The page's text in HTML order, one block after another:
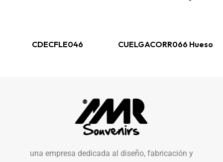
CDECFLE046 CUELGACORR066 Hueso
una empresa dedicada al diseño, fabricación y